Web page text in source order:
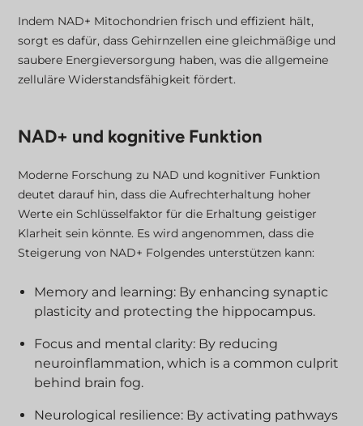
Indem NAD+ Mitochondrien frisch und effizient hält,
sorgt es dafür, dass Gehirnzellen eine gleichmäßige und
saubere Energieversorgung haben, was die allgemeine
zelluläre Widerstandsfähigkeit fördert.
NAD+ und kognitive Funktion
Moderne Forschung zu NAD und kognitiver Funktion
deutet darauf hin, dass die Aufrechterhaltung hoher
Werte ein Schlüsselfaktor für die Erhaltung geistiger
Klarheit sein könnte. Es wird angenommen, dass die
Steigerung von NAD+ Folgendes unterstützen kann:
Memory and learning: By enhancing synaptic
plasticity and protecting the hippocampus.
Focus and mental clarity: By reducing
neuroinflammation, which is a common culprit
behind brain fog.
Neurological resilience: By activating pathways